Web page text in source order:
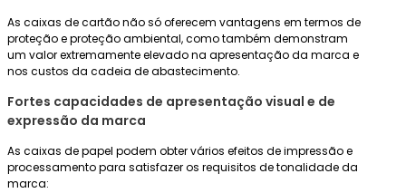
As caixas de cartão não só oferecem vantagens em termos de
proteção e proteção ambiental, como também demonstram
um valor extremamente elevado na apresentação da marca e
nos custos da cadeia de abastecimento.
Fortes capacidades de apresentação visual e de
expressão da marca
As caixas de papel podem obter vários efeitos de impressão e
processamento para satisfazer os requisitos de tonalidade da
marca: